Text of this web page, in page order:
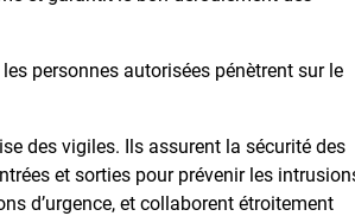
personnes autorisées pénètrent sur le
des vigiles. Ils assurent la sécurité des
et sorties pour prévenir les
d’urgence, et collaborent étroitement